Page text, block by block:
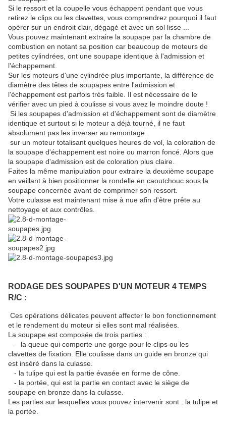
Si le ressort et la coupelle vous échappent pendant que vous
retirez le clips ou les clavettes, vous comprendrez pourquoi il faut
opérer sur un endroit clair, dégagé et avec un sol lisse ...
Vous pouvez maintenant extraire la soupape par la chambre de
combustion en notant sa position car beaucoup de moteurs de
petites cylindrées, ont une soupape identique à l'admission et
l'échappement.
Sur les moteurs d'une cylindrée plus importante, la différence de
diamètre des têtes de soupapes entre l'admission et
l'échappement est parfois très faible. Il est nécessaire de le
vérifier avec un pied à coulisse si vous avez le moindre doute !
Si les soupapes d'admission et d'échappement sont de diamètre
identique et surtout si le moteur a déjà tourné, il ne faut
absolument pas les inverser au remontage.
sur un moteur totalisant quelques heures de vol, la coloration de
la soupape d'échappement est noire ou marron foncé. Alors que
la soupape d'admission est de coloration plus claire.
Faites la même manipulation pour extraire la deuxième soupape
en veillant à bien positionner la rondelle en caoutchouc sous la
soupape concernée avant de comprimer son ressort.
Votre culasse est maintenant mise à nue afin d'être prête au
nettoyage et aux contrôles.
RODAGE DES SOUPAPES D'UN MOTEUR 4 TEMPS
R/C :
Ces opérations délicates peuvent affecter le bon fonctionnement
et le rendement du moteur si elles sont mal réalisées.
La soupape est composée de trois parties :
- la queue qui comporte une gorge pour le clips ou les
clavettes de fixation. Elle coulisse dans un guide en bronze qui
est inséré dans la culasse.
- la tulipe qui est la partie évasée en forme de cône.
- la portée, qui est la partie en contact avec le siège de
soupape en bronze dans la culasse.
Les parties sur lesquelles vous pouvez intervenir sont : la tulipe et
la portée.